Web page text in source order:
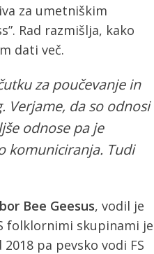
za umetniškim
Rad razmišlja, kako
dati več.
za poučevanje in
Verjame, da so odnosi
odnose pa je
komuniciranja. Tudi
Bee Geesus, vodil je
folklornimi skupinami je
pa pevsko vodi FS